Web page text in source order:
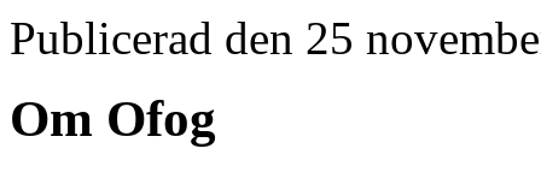
Publicerad den 25
Om Ofog